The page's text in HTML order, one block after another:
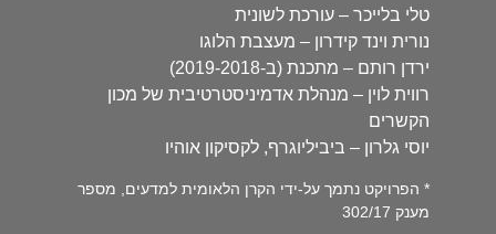
טלי בלייכר – עורכת לשונית
נורית וינד קידרון – מעצבת הלוגו
ירדן רותם – מתכנת (ב-2019-2018)
רווית לוין – מנהלת אדמיניסטרטיבית של מכון
הקשרים
יוסי גלרון – ביביליוגרף, לקסיקון אוהיו
* הפרויקט נתמך על-ידי הקרן הלאומית למדעים, מספר
מענק 302/17